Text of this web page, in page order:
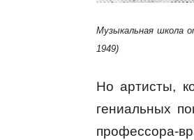
Музыкальная школа
1949)
Но артисты,
гениальных